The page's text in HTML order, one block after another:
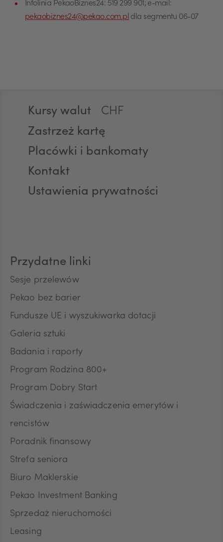
Infolinia PekaoBiznes24: 519 299 901; e-mail:
pekaobiznes24@pekao.com.pl dla segmentu 06-07
Kursy walut CHF
AED
AUD
JPY
DKK
SEK
Zastrzeż kartę
Placówki i bankomaty
Kontakt
Ustawienia prywatności
Przydatne linki
Sesje przelewów
Pekao bez barier
Fundusze UE i wyszukiwarka dotacji
Galeria sztuki
Badania i raporty
Program Rodzina 800+
Program Dobry Start
Świadczenia i zaświadczenia emerytów i
rencistów
Poradnik finansowy
Strefa seniora
Biuro Maklerskie
Pekao Investment Banking
Sprzedaż nieruchomości
Leasing